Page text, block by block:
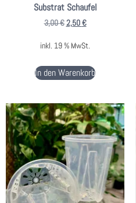
Substrat Schaufel
3,00€ 2,50€
inkl. 19 % MwSt.
In den Warenkorb